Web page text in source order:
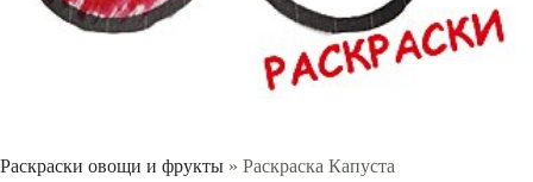
Раскраски овощи и фрукты » Раскраска Капуста